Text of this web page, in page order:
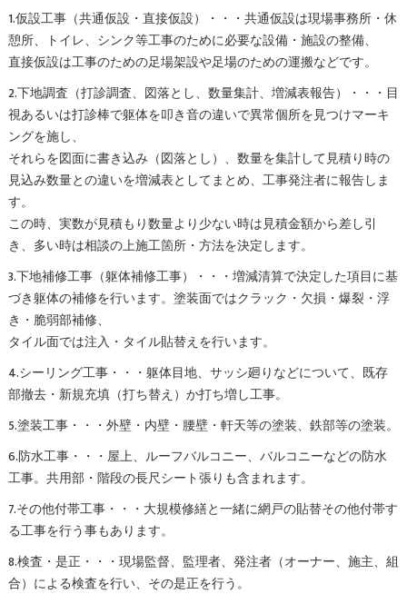
1.仮設工事（共通仮設・直接仮設）・・・共通仮設は現場事務所・休
憩所、トイレ、シンク等工事のために必要な設備・施設の整備、
直接仮設は工事のための足場架設や足場のための運搬などです。
2.下地調査（打診調査、図落とし、数量集計、増減表報告）・・・目
視あるいは打診棒で躯体を叩き音の違いで異常個所を見つけマーキ
ングを施し、
それらを図面に書き込み（図落とし）、数量を集計して見積り時の
見込み数量との違いを増減表としてまとめ、工事発注者に報告しま
す。
この時、実数が見積もり数量より少ない時は見積金額から差し引
き、多い時は相談の上施工箇所・方法を決定します。
3.下地補修工事（躯体補修工事）・・・増減清算で決定した項目に基
づき躯体の補修を行います。塗装面ではクラック・欠損・爆裂・浮
き・脆弱部補修、
タイル面では注入・タイル貼替えを行います。
4.シーリング工事・・・躯体目地、サッシ廻りなどについて、既存
部撤去・新規充填（打ち替え）か打ち増し工事。
5.塗装工事・・・外壁・内壁・腰壁・軒天等の塗装、鉄部等の塗装。
6.防水工事・・・屋上、ルーフバルコニー、バルコニーなどの防水
工事。共用部・階段の長尺シート張りも含まれます。
7.その他付帯工事・・・大規模修繕と一緒に網戸の貼替その他付帯す
る工事を行う事もあります。
8.検査・是正・・・現場監督、監理者、発注者（オーナー、施主、組
合）による検査を行い、その是正を行う。